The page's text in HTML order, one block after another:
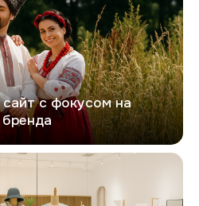
сайт с фокусом на
бренда